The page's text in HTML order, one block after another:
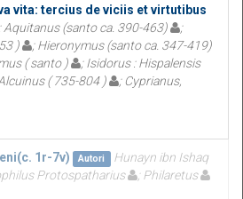
vita: tercius de viciis et virtutibus
Aquitanus (santo ca. 390-463)
;
)
; Hieronymus (santo ca. 347-419)
( santo )
; Isidorus : Hispalensis
( 735-804 )
; Cyprianus,
1r-7v) Autori
Hunayn ibn Ishaq
Protospatharius ; Philaretus